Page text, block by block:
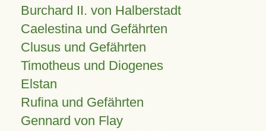
Burchard II. von Halberstadt
Caelestina und Gefährten
Clusus und Gefährten
Timotheus und Diogenes
Elstan
Rufina und Gefährten
Gennard von Flay